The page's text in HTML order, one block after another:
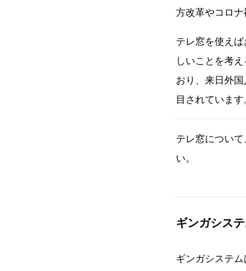
方改革やコロ
テレ窓を使え
しいことを考
おり、来日外
目されています
テレ窓につい
い。
ギンガシス
ギンガシステ